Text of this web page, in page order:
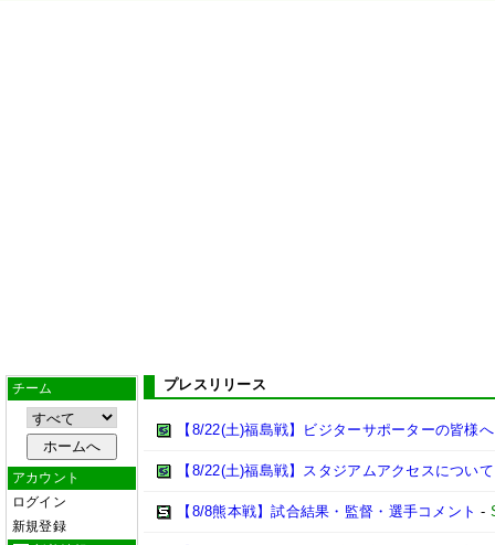
チーム
アカウント
ログイン
新規登録
プレスリリース
【8/22(土)福島戦】ビジターサポーターの皆様へ
【8/22(土)福島戦】スタジアムアクセスについて
【8/8熊本戦】試合結果・監督・選手コメント -